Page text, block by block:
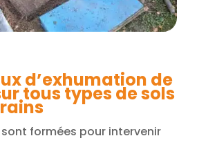
d’exhumation de
tous types de sols
formées pour intervenir